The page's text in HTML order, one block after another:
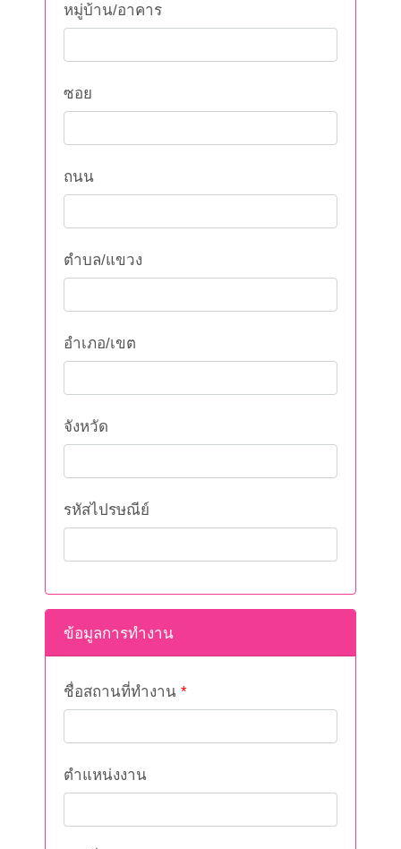
หมู่บ้าน/อาคาร
ซอย
ถนน
ตำบล/แขวง
อำเภอ/เขต
จังหวัด
รหัสไปรษณีย์
ข้อมูลการทำงาน
ชื่อสถานที่ทำงาน *
ตำแหน่งงาน